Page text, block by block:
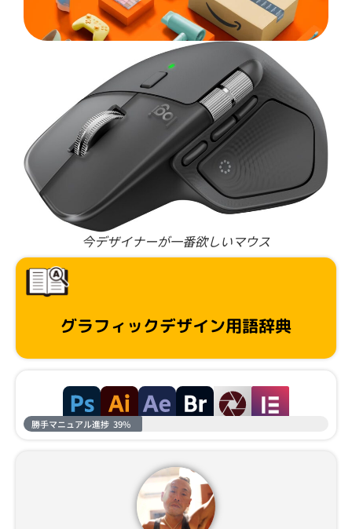
今デザイナーが一番欲しいマウス
グラフィックデザイン用語辞典
勝手マニュアル進捗 39%